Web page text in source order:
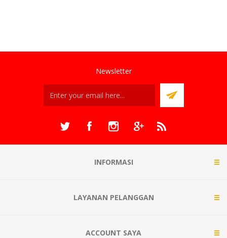
Newsletter
INFORMASI
LAYANAN PELANGGAN
ACCOUNT SAYA